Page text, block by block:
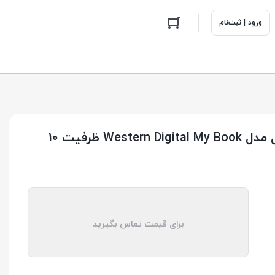
ورود | ثبت‌نام
هارد اکسترنال رومیزی وسترن دیجیتال مدل Western Digital My Book ظرفیت 10
برای قیمت تماس بگیرید